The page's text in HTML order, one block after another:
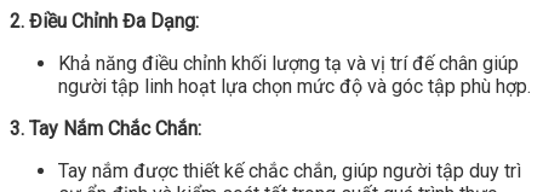
2. Điều Chỉnh Đa Dạng:
Khả năng điều chỉnh khối lượng tạ và vị trí đế chân giúp
người tập linh hoạt lựa chọn mức độ và góc tập phù hợp.
3. Tay Nắm Chắc Chắn:
Tay nắm được thiết kế chắc chắn, giúp người tập duy trì